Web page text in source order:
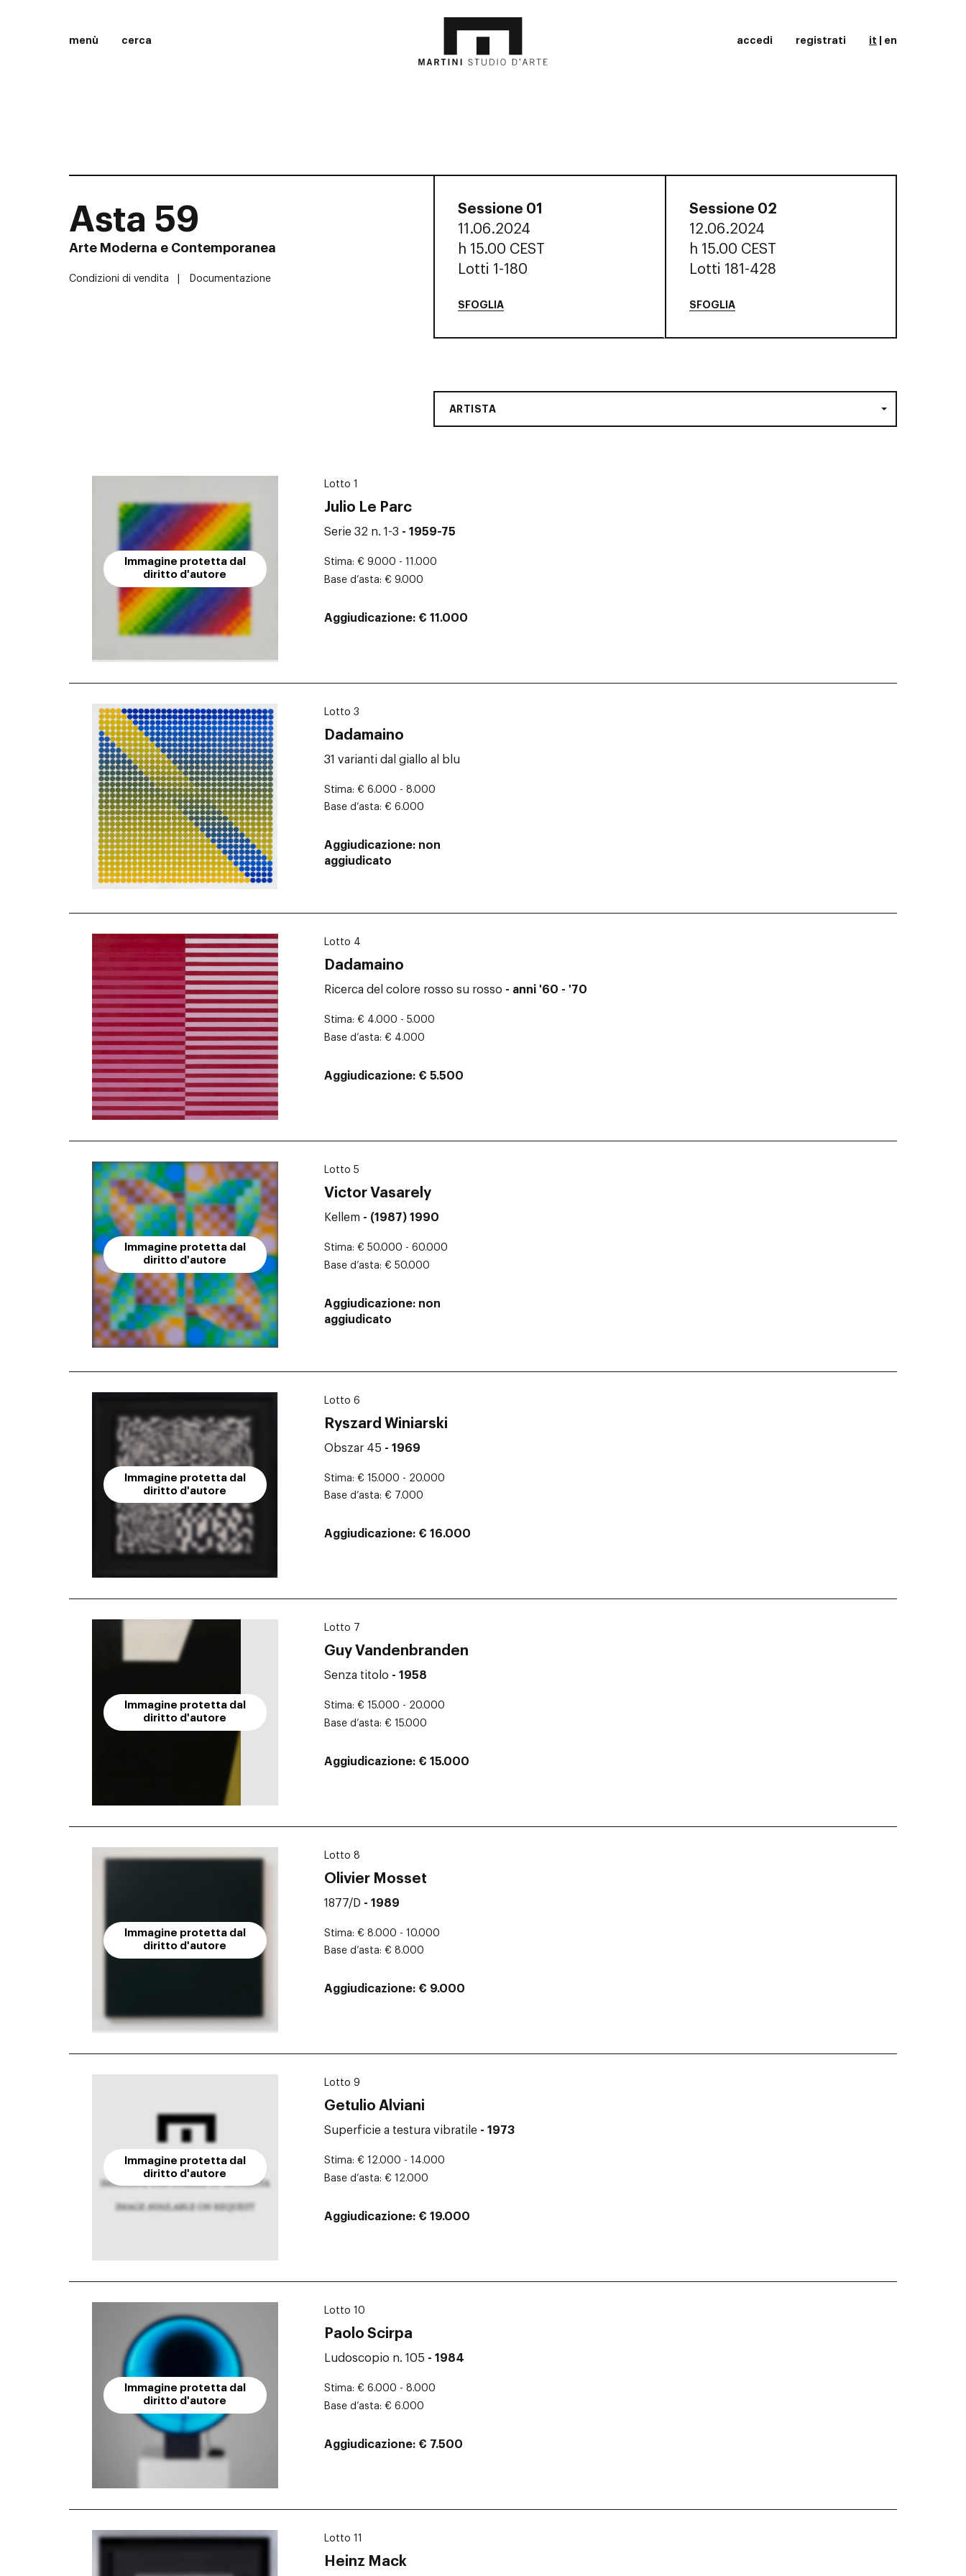
menù cerca accedi registrati it en
Asta 59
Arte Moderna e Contemporanea
Condizioni di vendita Documentazione
Sessione 01
11.06.2024
h 15.00 CEST
Lotti 1-180
SFOGLIA
Sessione 02
12.06.2024
h 15.00 CEST
Lotti 181-428
SFOGLIA
ARTISTA
Immagine protetta dal
diritto d'autore
Lotto 1
Julio Le Parc
Serie 32 n. 1-3 - 1959-75
Stima € 9.000 - 11.000
Base d’asta € 9.000
Aggiudicazione € 11.000
Lotto 3
Dadamaino
31 varianti dal giallo al blu
Stima € 6.000 - 8.000
Base d’asta € 6.000
Aggiudicazione non
aggiudicato
Lotto 4
Dadamaino
Ricerca del colore rosso su rosso - anni '60 - '70
Stima € 4.000 - 5.000
Base d’asta € 4.000
Aggiudicazione € 5.500
Immagine protetta dal
diritto d'autore
Lotto 5
Victor Vasarely
Kellem - (1987) 1990
Stima € 50.000 - 60.000
Base d’asta € 50.000
Aggiudicazione non
aggiudicato
Immagine protetta dal
diritto d'autore
Lotto 6
Ryszard Winiarski
Obszar 45 - 1969
Stima € 15.000 - 20.000
Base d’asta € 7.000
Aggiudicazione € 16.000
Immagine protetta dal
diritto d'autore
Lotto 7
Guy Vandenbranden
Senza titolo - 1958
Stima € 15.000 - 20.000
Base d’asta € 15.000
Aggiudicazione € 15.000
Immagine protetta dal
diritto d'autore
Lotto 8
Olivier Mosset
1877/D - 1989
Stima € 8.000 - 10.000
Base d’asta € 8.000
Aggiudicazione € 9.000
Immagine protetta dal
diritto d'autore
Lotto 9
Getulio Alviani
Superficie a testura vibratile - 1973
Stima € 12.000 - 14.000
Base d’asta € 12.000
Aggiudicazione € 19.000
Immagine protetta dal
diritto d'autore
Lotto 10
Paolo Scirpa
Ludoscopio n. 105 - 1984
Stima € 6.000 - 8.000
Base d’asta € 6.000
Aggiudicazione € 7.500
Lotto 11
Heinz Mack